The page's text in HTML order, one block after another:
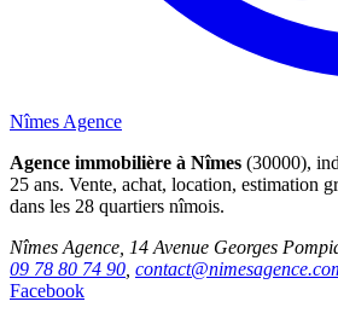
Nîmes Agence
Agence immobilière à Nîmes (30000),
25 ans. Vente, achat, location, estimation
dans les 28 quartiers nîmois.
Nîmes Agence, 14 Avenue Georges
09 78 80 74 90
Facebook